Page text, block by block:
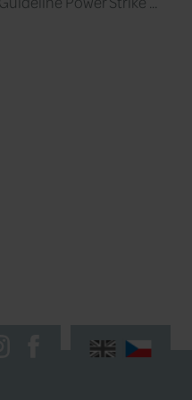
z materiálů
úprava pro
taper, který si
špičky nebo
v návazci.